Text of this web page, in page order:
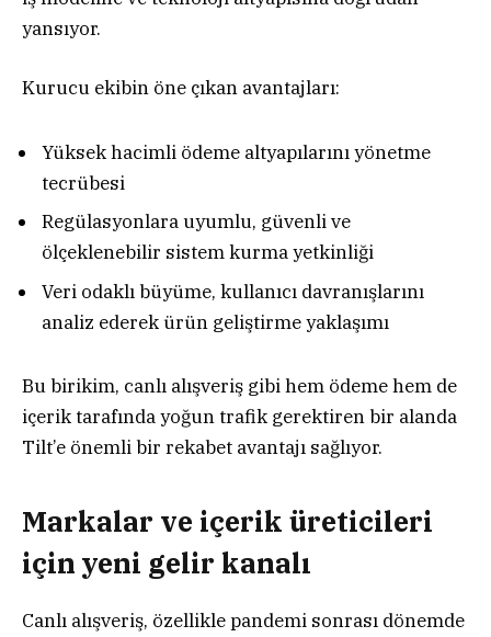
yansıyor.
Kurucu ekibin öne çıkan avantajları:
Yüksek hacimli ödeme altyapılarını yönetme
tecrübesi
Regülasyonlara uyumlu, güvenli ve
ölçeklenebilir sistem kurma yetkinliği
Veri odaklı büyüme, kullanıcı davranışlarını
analiz ederek ürün geliştirme yaklaşımı
Bu birikim, canlı alışveriş gibi hem ödeme hem de
içerik tarafında yoğun trafik gerektiren bir alanda
Tilt’e önemli bir rekabet avantajı sağlıyor.
Markalar ve içerik üreticileri
için yeni gelir kanalı
Canlı alışveriş, özellikle pandemi sonrası dönemde